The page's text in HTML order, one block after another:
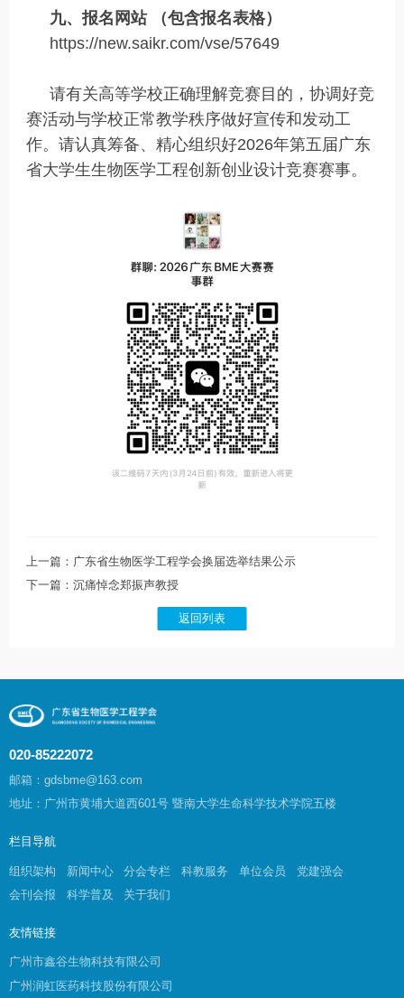
九、报名网站 （包含报名表格）
https://new.saikr.com/vse/57649
请有关高等学校正确理解竞赛目的，协调好竞
赛活动与学校正常教学秩序做好宣传和发动工
作。请认真筹备、精心组织好2026年第五届广东
省大学生生物医学工程创新创业设计竞赛赛事。
上一篇：广东省生物医学工程学会换届选举结果公示
下一篇：沉痛悼念郑振声教授
返回列表
020-85222072
邮箱：gdsbme@163.com
地址：广州市黄埔大道西601号 暨南大学生命科学技术学院五楼
栏目导航
组织架构 新闻中心 分会专栏 科教服务 单位会员
党建强会
会刊会报
科学普及 关于我们
友情链接
广州市鑫谷生物科技有限公司
广州润虹医药科技股份有限公司